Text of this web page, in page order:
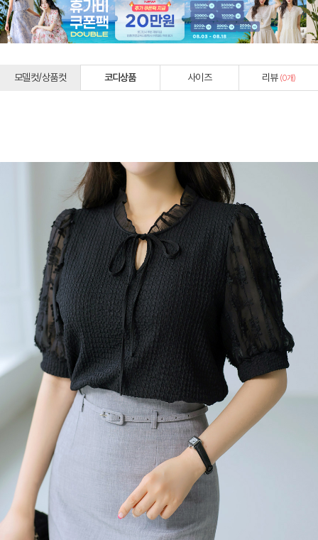
모델컷/상품컷 코디상품 사이즈 리뷰 (0개)